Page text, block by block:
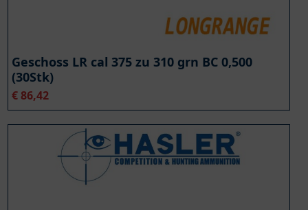
Geschoss LR cal 375 zu 310 grn BC 0,500
(30Stk)
€86,42